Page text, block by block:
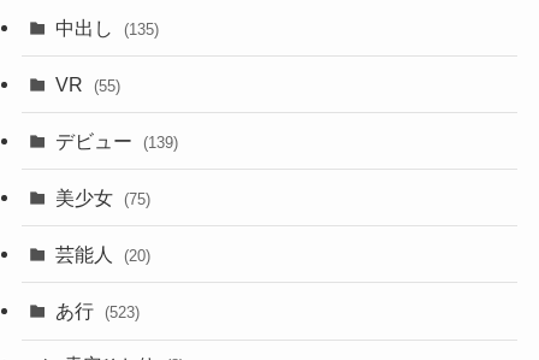
中出し (135)
VR (55)
デビュー (139)
美少女 (75)
芸能人 (20)
あ行 (523)